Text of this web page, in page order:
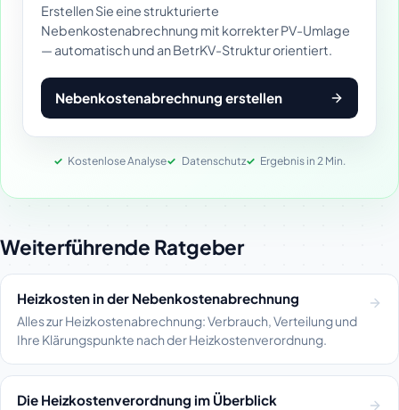
Erstellen Sie eine strukturierte
Nebenkostenabrechnung mit korrekter PV-Umlage
— automatisch und an BetrKV-Struktur orientiert.
Nebenkostenabrechnung erstellen
Kostenlose Analyse Datenschutz Ergebnis in 2 Min.
Weiterführende Ratgeber
Heizkosten in der Nebenkostenabrechnung
Alles zur Heizkostenabrechnung: Verbrauch, Verteilung und
Ihre Klärungspunkte nach der Heizkostenverordnung.
Die Heizkostenverordnung im Überblick